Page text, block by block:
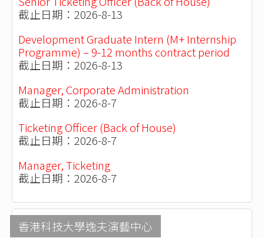
截止日期：2026-8-13
Development Graduate Intern (M+ Internship
Programme) – 9-12 months contract period
截止日期：2026-8-13
Manager, Corporate Administration
截止日期：2026-8-7
Ticketing Officer (Back of House)
截止日期：2026-8-7
Manager, Ticketing
截止日期：2026-8-7
香港科技大學逸夫演藝中心